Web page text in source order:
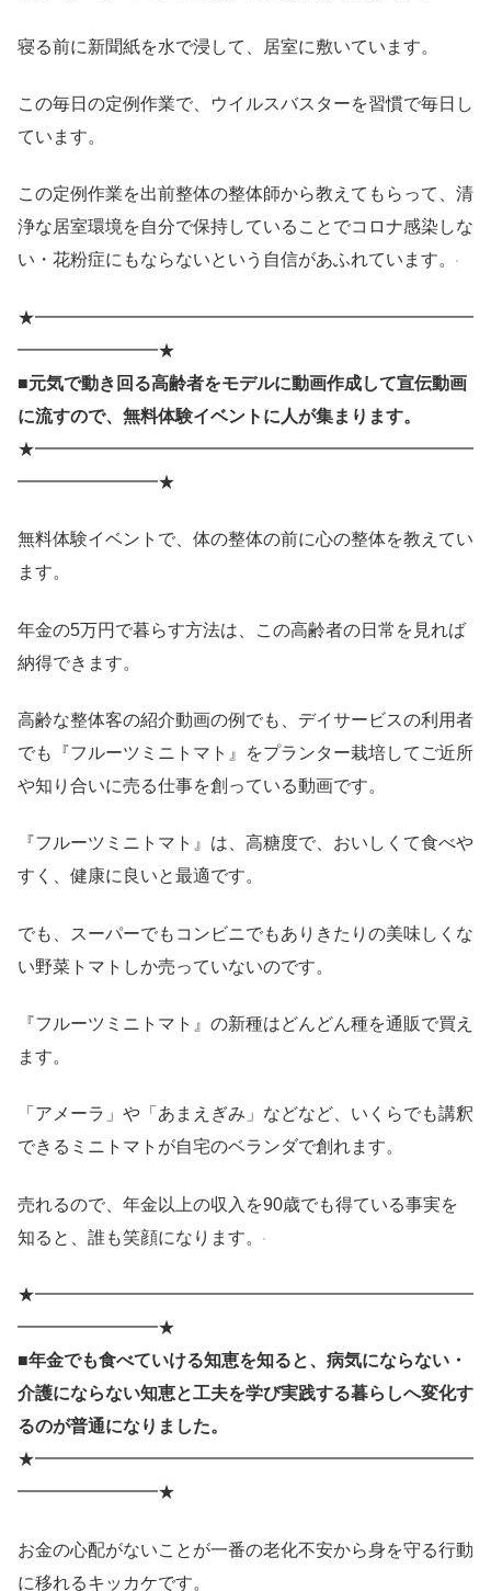
寝る前に新聞紙を水で浸して、居室に敷いています。
この毎日の定例作業で、ウイルスバスターを習慣で毎日し
ています。
この定例作業を出前整体の整体師から教えてもらって、清
浄な居室環境を自分で保持していることでコロナ感染しな
い・花粉症にもならないという自信があふれています。
★━━━━━━━━━━━━━━━━━━━━━━━━━
━━━━━━━━★
■元気で動き回る高齢者をモデルに動画作成して宣伝動画
に流すので、無料体験イベントに人が集まります。
★━━━━━━━━━━━━━━━━━━━━━━━━━
━━━━━━━━★
無料体験イベントで、体の整体の前に心の整体を教えてい
ます。
年金の5万円で暮らす方法は、この高齢者の日常を見れば
納得できます。
高齢な整体客の紹介動画の例でも、デイサービスの利用者
でも『フルーツミニトマト』をプランター栽培してご近所
や知り合いに売る仕事を創っている動画です。
『フルーツミニトマト』は、高糖度で、おいしくて食べや
すく、健康に良いと最適です。
でも、スーパーでもコンビニでもありきたりの美味しくな
い野菜トマトしか売っていないのです。
『フルーツミニトマト』の新種はどんどん種を通販で買え
ます。
「アメーラ」や「あまえぎみ」などなど、いくらでも講釈
できるミニトマトが自宅のベランダで創れます。
売れるので、年金以上の収入を90歳でも得ている事実を
知ると、誰も笑顔になります。
★━━━━━━━━━━━━━━━━━━━━━━━━━
━━━━━━━━★
■年金でも食べていける知恵を知ると、病気にならない・
介護にならない知恵と工夫を学び実践する暮らしへ変化す
るのが普通になりました。
★━━━━━━━━━━━━━━━━━━━━━━━━━
━━━━━━━━★
お金の心配がないことが一番の老化不安から身を守る行動
に移れるキッカケです。